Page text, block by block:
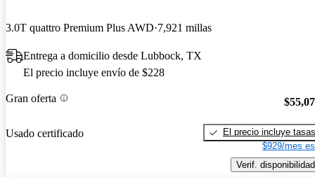
3.0T quattro Premium Plus AWD 7,921 millas
Entrega a domicilio desde Lubbock, TX
El precio incluye envío de $228
Gran oferta
Usado certificado
El precio incluye tasas
$929/mes
Verif. disponibilidad